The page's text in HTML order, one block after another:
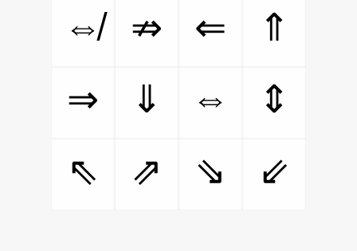
⇎
⇏ ⇐
⇑
⇒
⇓ ⇔
⇕
⇖
⇗ ⇘ ⇙